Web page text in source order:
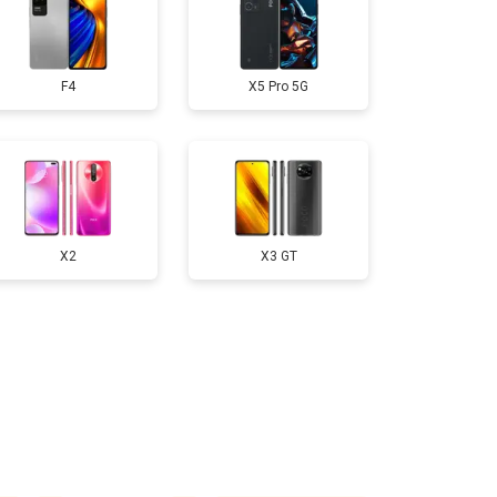
₽ Узнать
Узнать
₽ Узнать
F4 X5 Pro 5G
X2 X3 GT